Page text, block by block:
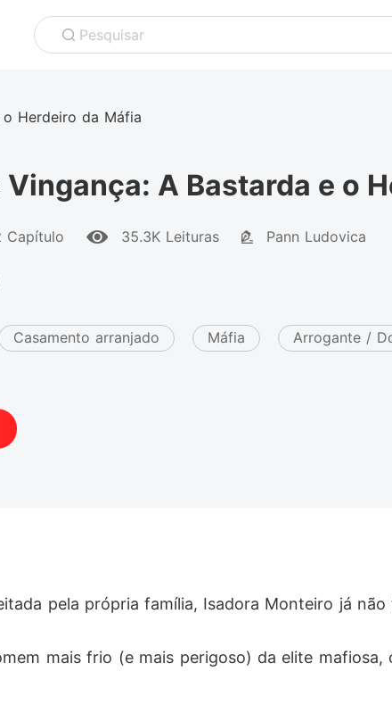
Pesquisar
Herdeiro da Máfia
A Bastarda e o
Capítulo 35.3K Leituras Pann Ludovica
Casamento arranjado Máfia Arrogante /
pela própria família, Isadora Monteiro já
mais frio (e mais perigoso) da elite